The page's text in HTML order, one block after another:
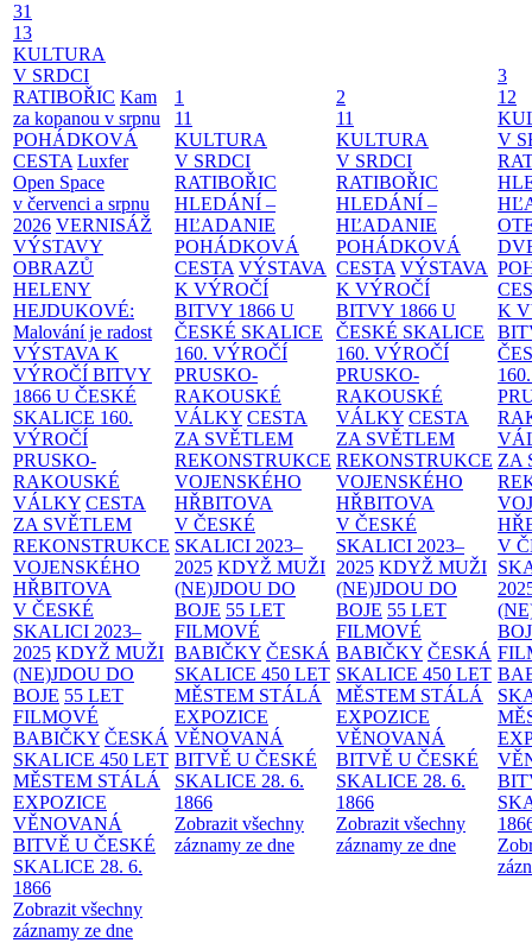
31
13
KULTURA
V SRDCI
RATIBOŘIC Kam
za kopanou v srpnu
POHÁDKOVÁ
CESTA Luxfer
Open Space
v červenci a srpnu
2026 VERNISÁŽ
VÝSTAVY
OBRAZŮ
HELENY
HEJDUKOVÉ:
Malování je radost
VÝSTAVA K
VÝROČÍ BITVY
1866 U ČESKÉ
SKALICE 160.
VÝROČÍ
PRUSKO-
RAKOUSKÉ
VÁLKY CESTA
ZA SVĚTLEM
REKONSTRUKCE
VOJENSKÉHO
HŘBITOVA
V ČESKÉ
SKALICI 2023–
2025 KDYŽ MUŽI
(NE)JDOU DO
BOJE 55 LET
FILMOVÉ
BABIČKY ČESKÁ
SKALICE 450 LET
MĚSTEM STÁLÁ
EXPOZICE
VĚNOVANÁ
BITVĚ U ČESKÉ
SKALICE 28. 6.
1866
Zobrazit všechny
záznamy ze dne
1
11
KULTURA
V SRDCI
RATIBOŘIC
HLEDÁNÍ –
HĽADANIE
POHÁDKOVÁ
CESTA VÝSTAVA
K VÝROČÍ
BITVY 1866 U
ČESKÉ SKALICE
160. VÝROČÍ
PRUSKO-
RAKOUSKÉ
VÁLKY CESTA
ZA SVĚTLEM
REKONSTRUKCE
VOJENSKÉHO
HŘBITOVA
V ČESKÉ
SKALICI 2023–
2025 KDYŽ MUŽI
(NE)JDOU DO
BOJE 55 LET
FILMOVÉ
BABIČKY ČESKÁ
SKALICE 450 LET
MĚSTEM STÁLÁ
EXPOZICE
VĚNOVANÁ
BITVĚ U ČESKÉ
SKALICE 28. 6.
1866
Zobrazit všechny
záznamy ze dne
2
11
KULTURA
V SRDCI
RATIBOŘIC
HLEDÁNÍ –
HĽADANIE
POHÁDKOVÁ
CESTA VÝSTAVA
K VÝROČÍ
BITVY 1866 U
ČESKÉ SKALICE
160. VÝROČÍ
PRUSKO-
RAKOUSKÉ
VÁLKY CESTA
ZA SVĚTLEM
REKONSTRUKCE
VOJENSKÉHO
HŘBITOVA
V ČESKÉ
SKALICI 2023–
2025 KDYŽ MUŽI
(NE)JDOU DO
BOJE 55 LET
FILMOVÉ
BABIČKY ČESKÁ
SKALICE 450 LET
MĚSTEM STÁLÁ
EXPOZICE
VĚNOVANÁ
BITVĚ U ČESKÉ
SKALICE 28. 6.
1866
Zobrazit všechny
záznamy ze dne
3
12
V
K
ZA
V